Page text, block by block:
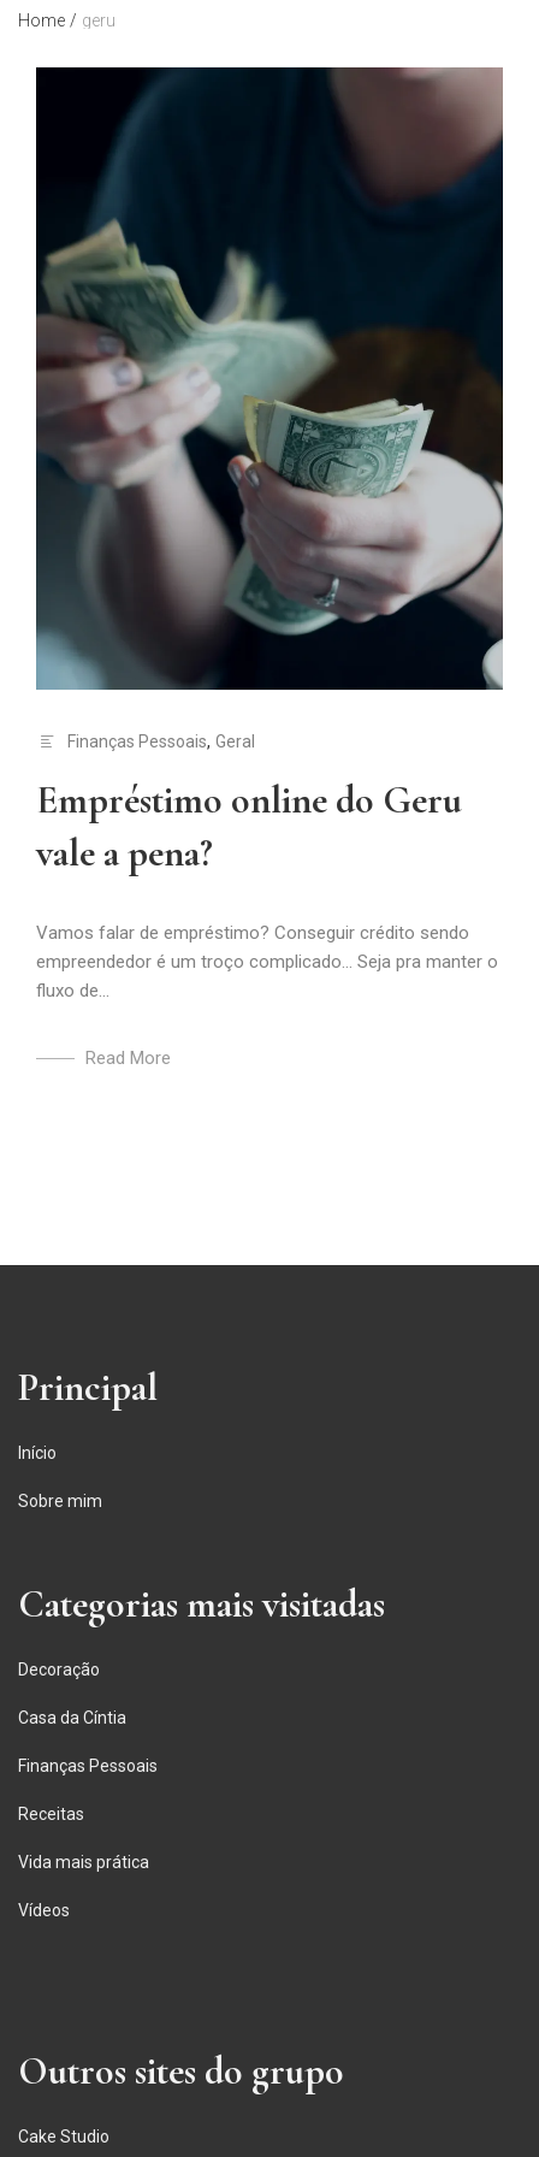
Home / geru
Finanças Pessoais, Geral
Empréstimo online do Geru
vale a pena?
Vamos falar de empréstimo? Conseguir crédito sendo
empreendedor é um troço complicado… Seja pra manter o
fluxo de...
Read More
Principal
Início
Sobre mim
Categorias mais visitadas
Decoração
Casa da Cíntia
Finanças Pessoais
Receitas
Vida mais prática
Vídeos
Outros sites do grupo
Cake Studio